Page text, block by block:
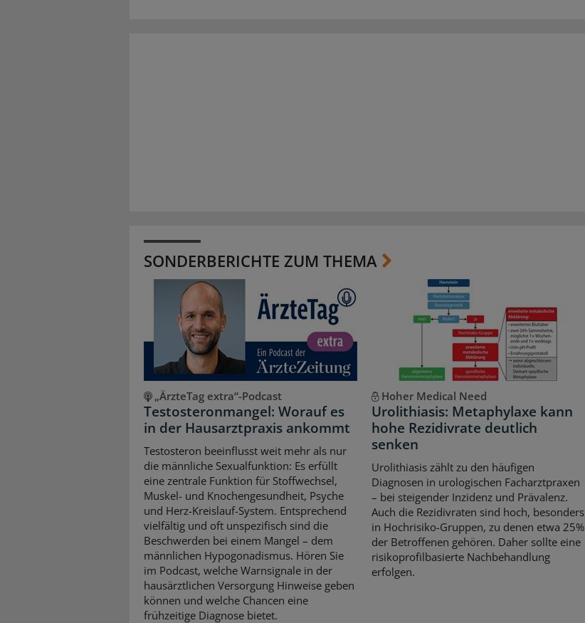
SONDERBERICHTE ZUM THEMA
„ÄrzteTag extra“-Podcast
Testosteronmangel: Worauf es
in der Hausarztpraxis ankommt
Testosteron beeinflusst weit mehr als nur
die männliche Sexualfunktion: Es erfüllt
eine zentrale Funktion für Stoffwechsel,
Muskel- und Knochengesundheit, Psyche
und Herz-Kreislauf-System. Entsprechend
vielfältig und oft unspezifisch sind die
Beschwerden bei einem Mangel – dem
männlichen Hypogonadismus. Hören Sie
im Podcast, welche Warnsignale in der
hausärztlichen Versorgung Hinweise geben
können und welche Chancen eine
frühzeitige Diagnose bietet.
Hoher Medical Need
Urolithiasis: Metaphylaxe kann
hohe Rezidivrate deutlich
senken
Urolithiasis zählt zu den häufigen
Diagnosen in urologischen Facharztpraxen
– bei steigender Inzidenz und Prävalenz.
Auch die Rezidivraten sind hoch, besonders
in Hochrisiko-Gruppen, zu denen etwa 25%
der Betroffenen gehören. Daher sollte eine
risikoprofilbasierte Nachbehandlung
erfolgen.